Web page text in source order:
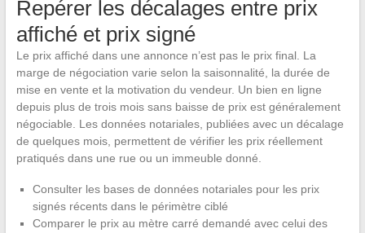
Repérer les décalages entre prix
affiché et prix signé
Le prix affiché dans une annonce n’est pas le prix final. La
marge de négociation varie selon la saisonnalité, la durée de
mise en vente et la motivation du vendeur. Un bien en ligne
depuis plus de trois mois sans baisse de prix est généralement
négociable. Les données notariales, publiées avec un décalage
de quelques mois, permettent de vérifier les prix réellement
pratiqués dans une rue ou un immeuble donné.
Consulter les bases de données notariales pour les prix
signés récents dans le périmètre ciblé
Comparer le prix au mètre carré demandé avec celui des